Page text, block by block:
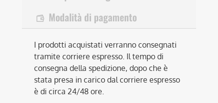
Modalità di pagamento
I prodotti acquistati verranno consegnati
tramite corriere espresso. Il tempo di
consegna della spedizione, dopo che è
stata presa in carico dal corriere espresso
è di circa 24/48 ore.